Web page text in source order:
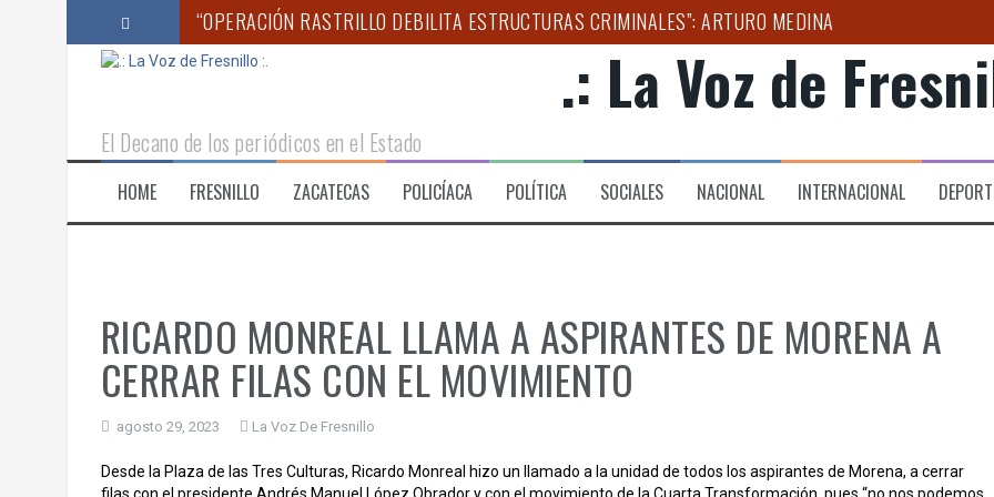
“OPERACIÓN RASTRILLO DEBILITA ESTRUCTURAS CRIMINALES”: ARTURO MEDINA
VERO DÍAZ DESTACA AVANCES EN EDUCACIÓN Y BIENESTAR CON LA CUARTA TRANSFORMACIÓN
PROPONE ANA MARÍA ROMO PERMISOS TEMPORALES PARA GARANTIZAR MOVILIDAD DIGNA EN
MARINA, ANAM Y SSPC ASEGURAN CERCA DE 10 MILLONES DE CIGARROS ILÍCITOS EN MICHOACÁN
PIDE GEOVANNA BAÑUELOS INCORPORAR A ZACATECAS EN LA ESTRATEGIA NACIONAL CONTRA EL
.: La Voz de
El Decano de los periódicos en el Estado
HOME FRESNILLO ZACATECAS POLICÍACA POLÍTICA SOCIALES NACIONAL INTERNACIONAL
RICARDO MONREAL LLAMA A ASPIRANTES DE MORENA A
CERRAR FILAS CON EL MOVIMIENTO
agosto 29, 2023 La Voz De Fresnillo
Desde la Plaza de las Tres Culturas, Ricardo Monreal hizo un llamado a la unidad de todos los aspirantes de Morena, a cerrar